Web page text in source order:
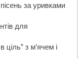
за уривками
для
ціль” з м’ячем і